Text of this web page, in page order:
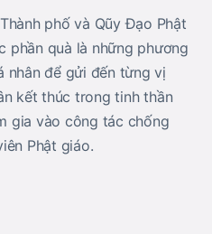
phố và Qũy Đạo Phật
phần quà là những phương
nhân để gửi đến từng vị
kết thúc trong tinh thần
gia vào công tác chống
Phật giáo.